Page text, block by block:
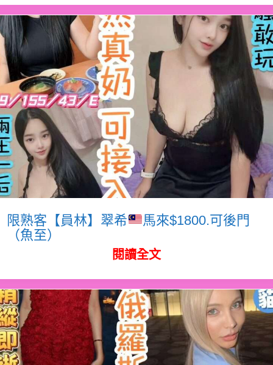
限熟客【員林】翠希
馬來$1800.可後門
（魚至）
閱讀全文